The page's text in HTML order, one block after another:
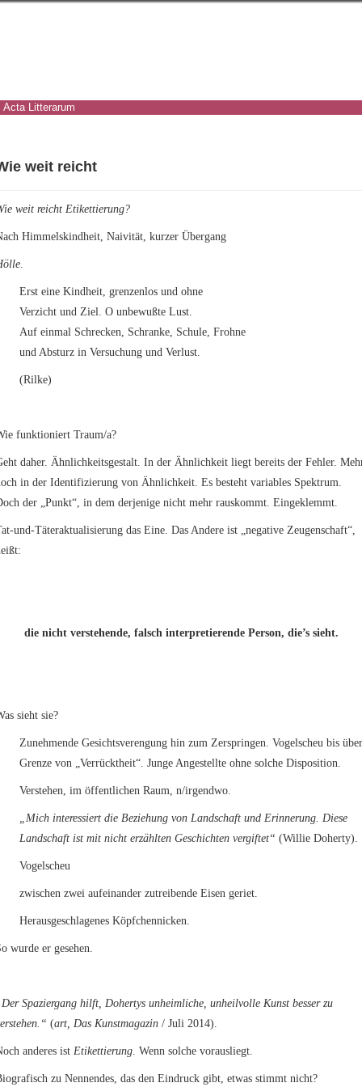
Acta Litterarum
weit reicht
weit reicht Etikettierung?
Himmelskindheit, Naivität, kurzer Übergang
Erst eine Kindheit, grenzenlos und ohne
Verzicht und Ziel. O unbewußte Lust.
Auf einmal Schrecken, Schranke, Schule, Frohne
und Absturz in Versuchung und Verlust.
(Rilke)
funktioniert Traum/a?
daher. Ähnlichkeitsgestalt. In der Ähnlichkeit liegt bereits der Fehler.
in der Identifizierung von Ähnlichkeit. Es besteht variables Spektrum.
der „Punkt“, in dem derjenige nicht mehr rauskommt. Eingeklemmt.
und-Täteraktualisierung das Eine. Das Andere ist „negative Zeugenschaft“,
die nicht verstehende, falsch interpretierende Person, die’s sieht.
sieht sie?
Zunehmende Gesichtsverengung hin zum Zerspringen. Vogelscheu bis über
Grenze von „Verrücktheit“. Junge Angestellte ohne solche Disposition.
Verstehen, im öffentlichen Raum, n/irgendwo.
„Mich interessiert die Beziehung von Landschaft und Erinnerung. Diese
Landschaft ist mit nicht erzählten Geschichten vergiftet“ (Willie Doherty).
Vogelscheu
zwischen zwei aufeinander zutreibende Eisen geriet.
Herausgeschlagenes Köpfchennicken.
wurde er gesehen.
„Der Spaziergang hilft, Dohertys unheimliche, unheilvolle Kunst besser zu
(art, Das Kunstmagazin / Juli 2014).
anderes ist Etikettierung . Wenn solche vorausliegt.
zu Nennendes, das den Eindruck gibt, etwas stimmt nicht?